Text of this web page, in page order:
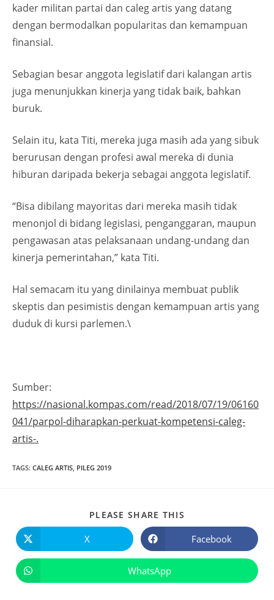
kader militan partai dan caleg artis yang datang
dengan bermodalkan popularitas dan kemampuan
finansial.
Sebagian besar anggota legislatif dari kalangan artis
juga menunjukkan kinerja yang tidak baik, bahkan
buruk.
Selain itu, kata Titi, mereka juga masih ada yang sibuk
berurusan dengan profesi awal mereka di dunia
hiburan daripada bekerja sebagai anggota legislatif.
“Bisa dibilang mayoritas dari mereka masih tidak
menonjol di bidang legislasi, penganggaran, maupun
pengawasan atas pelaksanaan undang-undang dan
kinerja pemerintahan,” kata Titi.
Hal semacam itu yang dinilainya membuat publik
skeptis dan pesimistis dengan kemampuan artis yang
duduk di kursi parlemen.\
Sumber:
https://nasional.kompas.com/read/2018/07/19/06160
041/parpol-diharapkan-perkuat-kompetensi-caleg-
artis-.
TAGS: CALEG ARTIS, PILEG 2019
PLEASE SHARE THIS
X Facebook
WhatsApp